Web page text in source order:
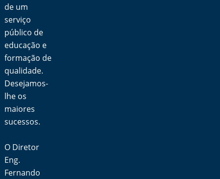
de um
serviço
público de
educação e
formação de
qualidade.
Desejamos-
lhe os
maiores
sucessos.
O Diretor
Eng.
Fernando